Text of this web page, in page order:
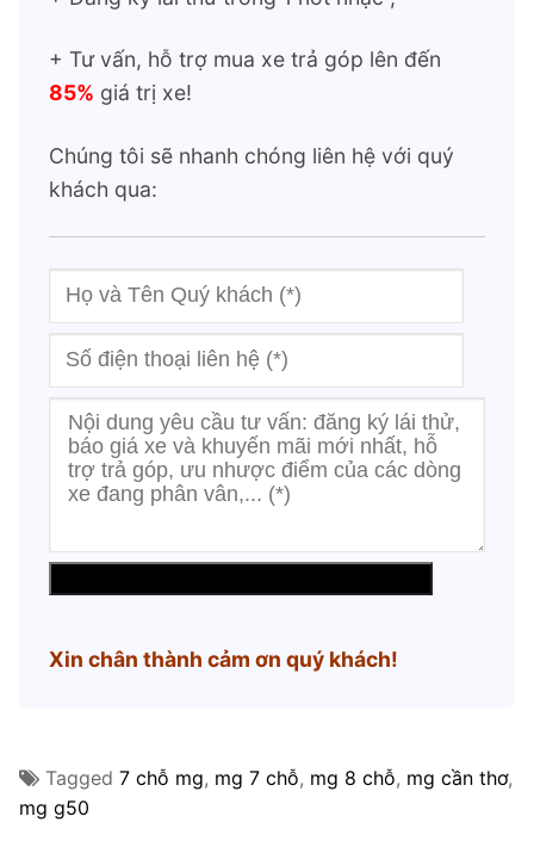
+ Tư vấn, hỗ trợ mua xe trả góp lên đến
85% giá trị xe!
Chúng tôi sẽ nhanh chóng liên hệ với quý
khách qua:
Xin chân thành cảm ơn quý khách!
Tagged 7 chỗ mg, mg 7 chỗ, mg 8 chỗ, mg cần thơ,
mg g50